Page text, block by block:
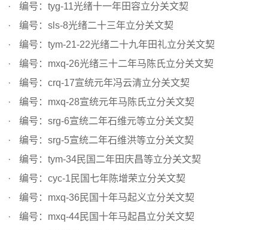
编号：tyg-11光绪十一年田容立分关文契
编号：sls-8光绪二十三年立分关文契
编号：tym-21-22光绪二十九年田礼立分关文契
编号：mxq-26光绪三十二年马陈氏立分关文契
编号：crq-17宣统元年冯云清立分关文契
编号：mxq-28宣统元年马陈氏立分关文契
编号：srg-6宣统二年石维元等立分关文契
编号：srg-5宣统二年石维洪等立分关文契
编号：tym-34民国二年田庆昌等立分关文契
编号：cyc-1民国七年陈增荣立分关文契
编号：mxq-36民国十年马起义立分关文契
编号：mxq-44民国十年马起昌立分关文契